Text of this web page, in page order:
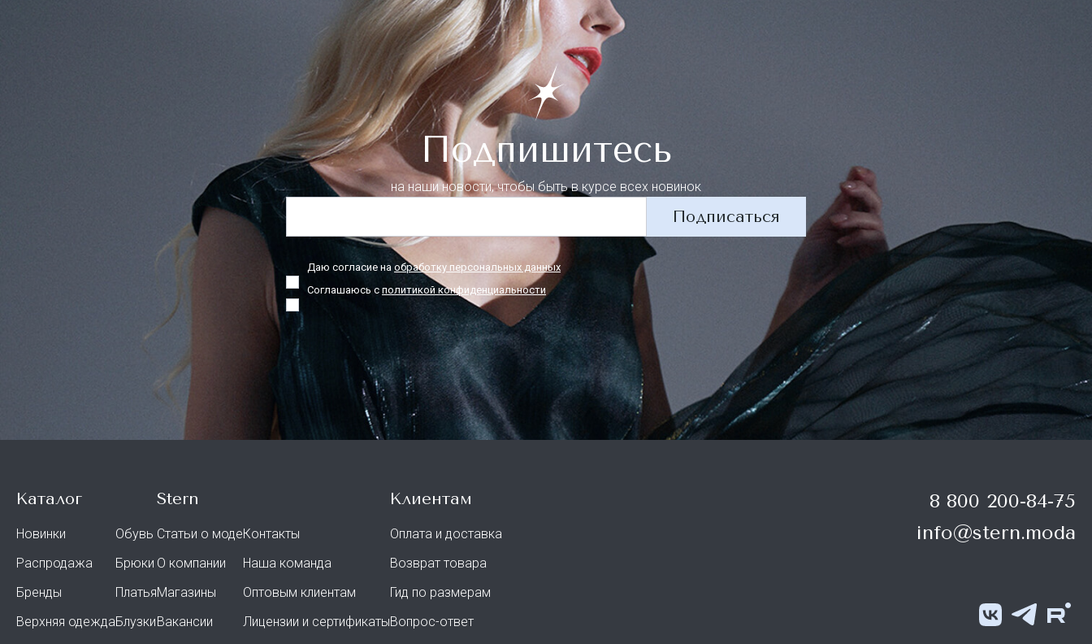
Подпишитесь
на наши новости, чтобы быть в курсе всех новинок
Подписаться
Даю согласие на обработку персональных данных
Соглашаюсь с политикой конфиденциальности
Каталог
Новинки
Распродажа
Бренды
Верхняя одежда
Обувь
Брюки
Платья
Блузки
Stern
Статьи о моде
О компании
Магазины
Вакансии
Контакты
Наша команда
Оптовым клиентам
Лицензии и сертификаты
Клиентам
Оплата и доставка
Возврат товара
Гид по размерам
Вопрос-ответ
8 800 200-84-75
info@stern.moda